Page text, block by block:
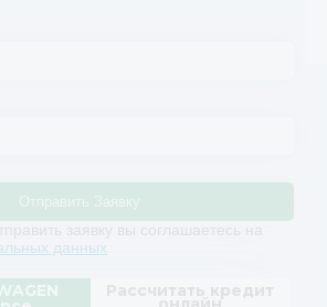
Отправить Заявку
заявку вы соглашаетесь на
данных